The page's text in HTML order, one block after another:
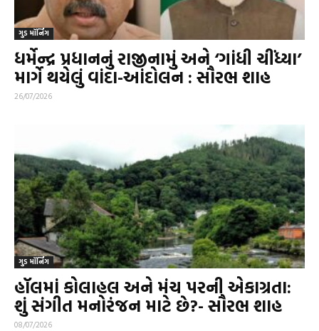
ગુડ મૉર્નિંગ
ધર્મેન્દ્ર પ્રધાનનું રાજીનામું અને ‘ગાંધી ચીંધ્યા’
માર્ગે થયેલું વાંદા-આંદોલન : સૌરભ શાહ
26/07/2026
ગુડ મૉર્નિંગ
હૉલમાં કોલાહલ અને મંચ પરની એકાગ્રતા:
શું સંગીત મનોરંજન માટે છે?- સૌરભ શાહ
08/07/2026